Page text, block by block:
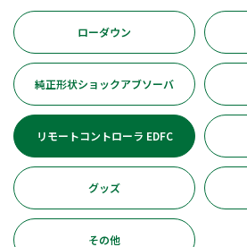
ローダウン
純正形状ショックアブソーバ
リモートコントローラ EDFC
グッズ
その他